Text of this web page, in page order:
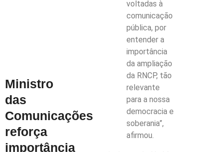
Ministro
das
Comunicações
reforça
importância
voltadas à
comunicação
pública, por
entender a
importância
da ampliação
da RNCP, tão
relevante
para a nossa
democracia e
soberania”,
afirmou.